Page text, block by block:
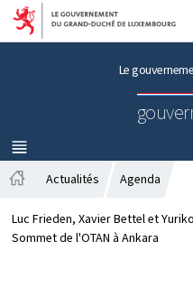
Aller au
Aller
Le
MENU
PRINCIPAL
c
c
Actualités Agenda
Luc Frieden, Xavier Bettel et
Sommet de l'OTAN à Ankara